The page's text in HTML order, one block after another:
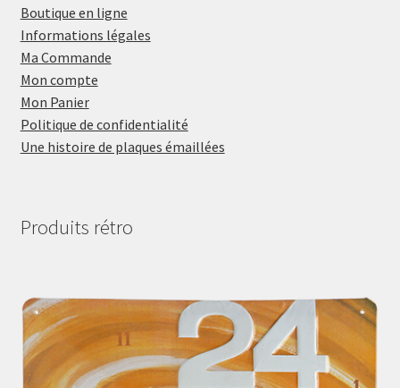
Boutique en ligne
Informations légales
Ma Commande
Mon compte
Mon Panier
Politique de confidentialité
Une histoire de plaques émaillées
Produits rétro